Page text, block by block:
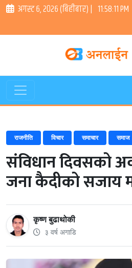
अगस्ट ६, २०२६ (बिहीबार) | 11:58:11 PM
राजनीति विचार समाचार समाज
संविधान दिवसको
जना कैदीको सजाय
कृष्ण बुढाथोकी
३ वर्ष अगाडि